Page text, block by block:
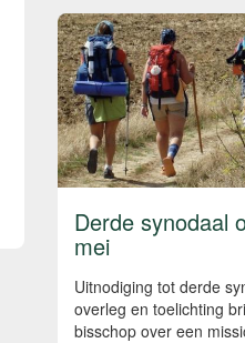
Derde synodaal
mei
Uitnodiging tot derde
overleg en toelichting
bisschop over een